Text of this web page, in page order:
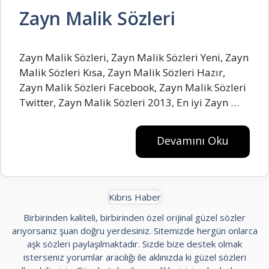
Zayn Malik Sözleri
Zayn Malik Sözleri, Zayn Malik Sözleri Yeni, Zayn
Malik Sözleri Kısa, Zayn Malik Sözleri Hazır,
Zayn Malik Sözleri Facebook, Zayn Malik Sözleri
Twitter, Zayn Malik Sözleri 2013, En iyi Zayn …
Devamını Oku
Kıbrıs Haber
Birbirinden kaliteli, birbirinden özel orijinal güzel sözler
arıyorsanız şuan doğru yerdesiniz. Sitemizde hergün onlarca
aşk sözleri paylaşılmaktadır. Sizde bize destek olmak
isterseniz yorumlar aracılığı ile aklınızda ki güzel sözleri